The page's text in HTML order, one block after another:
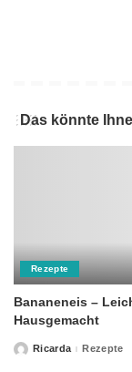
Das könnte
Rezepte
Bananeneis –
Hausgemacht
PostedRicarda Rezepte